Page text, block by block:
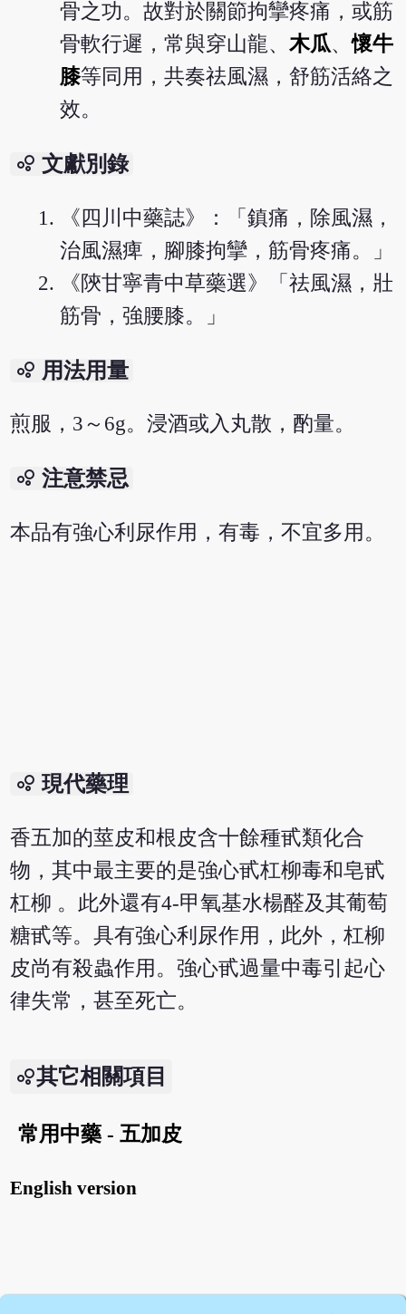
骨之功。故對於關節拘攣疼痛，或筋
骨軟行遲，常與穿山龍、木瓜、懷牛
膝等同用，共奏祛風濕，舒筋活絡之
效。
bubble_chart 文獻別錄
《四川中藥誌》：「鎮痛，除風濕，
治風濕痺，腳膝拘攣，筋骨疼痛。」
《陝甘寧青中草藥選》「祛風濕，壯
筋骨，強腰膝。」
bubble_chart 用法用量
煎服，3～6g。浸酒或入丸散，酌量。
bubble_chart 注意禁忌
本品有強心利尿作用，有毒，不宜多用。
bubble_chart 現代藥理
香五加的莖皮和根皮含十餘種甙類化合
物，其中最主要的是強心甙杠柳毒和皂甙
杠柳 。此外還有4-甲氧基水楊醛及其葡萄
糖甙等。具有強心利尿作用，此外，杠柳
皮尚有殺蟲作用。強心甙過量中毒引起心
律失常，甚至死亡。
其它相關項目
常用中藥 - 五加皮
English version